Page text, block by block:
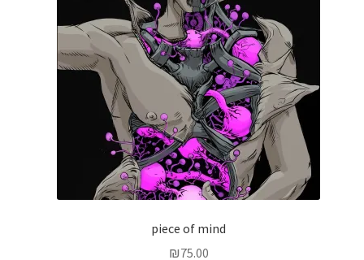
piece of mind
₪75.00